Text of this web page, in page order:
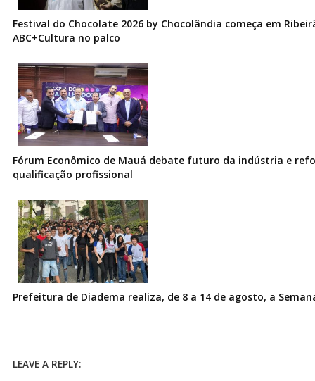
Festival do Chocolate 2026 by Chocolândia começa em
ABC+Cultura no palco
Fórum Econômico de Mauá debate futuro da indústria e
qualificação profissional
Prefeitura de Diadema realiza, de 8 a 14 de agosto, a
LEAVE A REPLY: